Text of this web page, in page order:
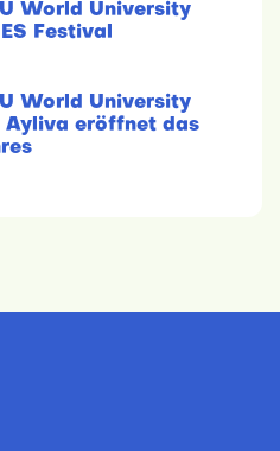
World University
Festival
World University
Ayliva eröffnet das